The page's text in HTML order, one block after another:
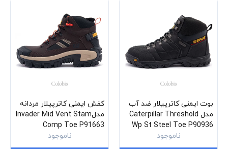
بوت ایمنی کاترپیلار ضد آب
مدل Caterpillar Threshold
Wp St Steel Toe P90936
ناموجود
کفش ایمنی کاترپیلار مردانه
مدلInvader Mid Vent Stam
Comp Toe P91663
ناموجود